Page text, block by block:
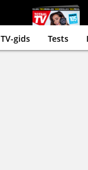
TV-gids Tests